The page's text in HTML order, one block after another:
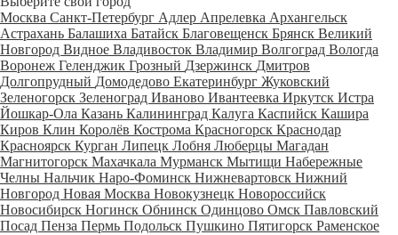
Москва Санкт-Петербург Адлер Апрелевка Архангельск
Астрахань Балашиха Батайск Благовещенск Брянск Великий
Новгород Видное Владивосток Владимир Волгоград Вологда
Воронеж Геленджик Грозный Дзержинск Дмитров
Долгопрудный Домодедово Екатеринбург Жуковский
Зеленогорск Зеленоград Иваново Ивантеевка Иркутск Истра
Йошкар-Ола Казань Калининград Калуга Каспийск Кашира
Киров Клин Королёв Кострома Красногорск Краснодар
Красноярск Курган Липецк Лобня Люберцы Магадан
Магнитогорск Махачкала Мурманск Мытищи Набережные
Челны Нальчик Наро-Фоминск Нижневартовск Нижний
Новгород Новая Москва Новокузнецк Новороссийск
Новосибирск Ногинск Обнинск Одинцово Омск Павловский
Посад Пенза Пермь Подольск Пушкино Пятигорск Раменское